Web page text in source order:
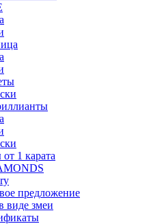
1 карата
предложение
виде змеи